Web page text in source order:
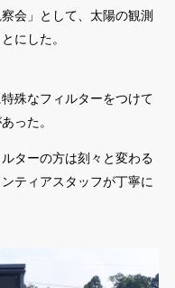
会」として、太陽の観測
にした。
殊なフィルターをつけて
った。
ターの方は刻々と変わる
ティアスタッフが丁寧に